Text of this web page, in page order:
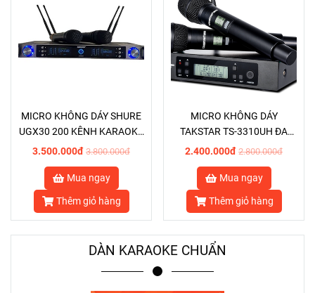
MICRO KHÔNG DÁY SHURE
UGX30 200 KÊNH KARAOKE
HỘI NGHỊ CAO CẤP
3.500.000đ 3.800.000đ
Mua ngay
Thêm giỏ hàng
MICRO KHÔNG DÁY
TAKSTAR TS-3310UH ĐA
KÊNH KARAOKE HỘI NGHỊ
2.400.000đ 2.800.000đ
Mua ngay
Thêm giỏ hàng
DÀN KARAOKE CHUẨN